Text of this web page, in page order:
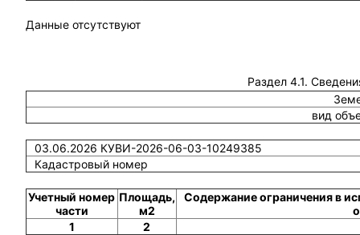
Данные отсутствуют
Раздел 4.1.
вид
03.06.2026 КУВИ-2026-06-03-10249385
Кадастровый номер
Учетный номер
части
Площадь,
м2
Содержание ограничения в
1
2